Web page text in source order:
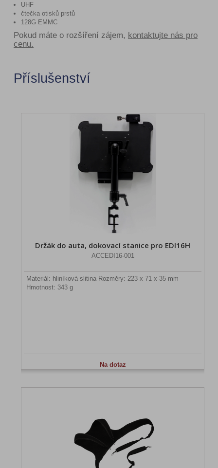
UHF
čtečka otisků prstů
128G EMMC
Pokud máte o rozšíření zájem, kontaktujte nás pro
cenu.
Příslušenství
Držák do auta, dokovací stanice pro EDI16H
ACCEDI16-001
Materiál: hliníková slitina Rozměry: 223 x 71 x 35 mm
Hmotnost: 343 g
Na dotaz